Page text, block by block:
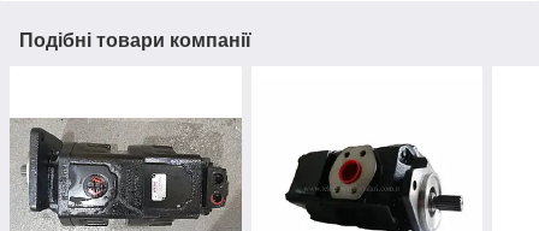
Подібні товари компанії